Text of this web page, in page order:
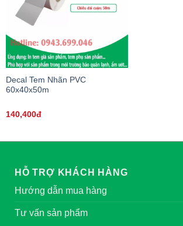
Decal Tem Nhãn PVC
60x40x50m
140,400đ
HỖ TRỢ KHÁCH HÀNG
Hướng dẫn mua hàng
Tư vấn sản phẩm